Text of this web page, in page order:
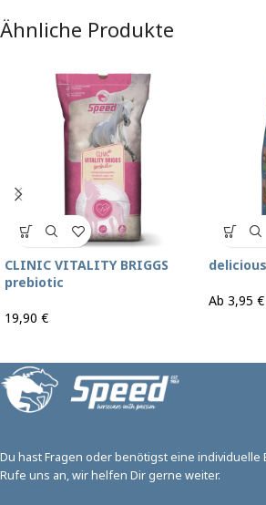
Ähnliche Produkte
CLINIC VITALITY BRIGGS
prebiotic
19,90 €
Ab 3,95 €
Du hast Fragen oder benötigst eine individuelle
Rufe uns an, wir helfen Dir gerne weiter.